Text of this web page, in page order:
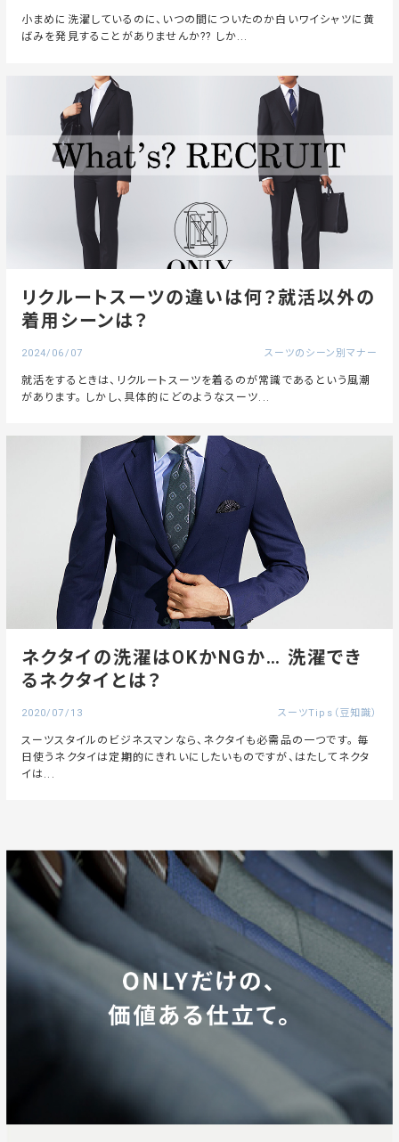
小まめに洗濯しているのに、いつの間についたのか白いワイシャツに黄
ばみを発見することがありませんか?? しか...
リクルートスーツの違いは何？就活以外の
着用シーンは？
2024/06/07 スーツのシーン別マナー
就活をするときは、リクルートスーツを着るのが常識であるという風潮
があります。 しかし、具体的にどのようなスーツ...
ネクタイの洗濯はOKかNGか… 洗濯でき
るネクタイとは？
2020/07/13 スーツTips（豆知識）
スーツスタイルのビジネスマンなら、ネクタイも必需品の一つです。 毎
日使うネクタイは定期的にきれいにしたいものですが、はたしてネクタ
イは...